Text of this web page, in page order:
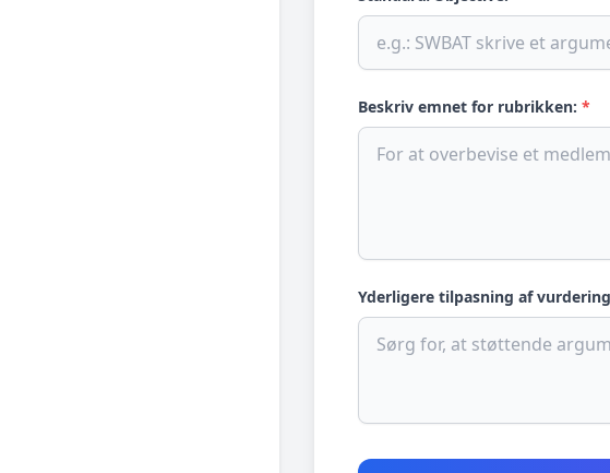
Beskriv emnet for rubrikken: *
Yderligere tilpasning af